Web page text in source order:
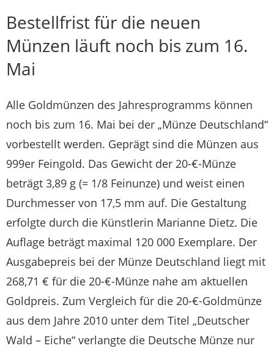
Bestellfrist für die neuen
Münzen läuft noch bis zum 16.
Mai
Alle Goldmünzen des Jahresprogramms können
noch bis zum 16. Mai bei der „Münze Deutschland“
vorbestellt werden. Geprägt sind die Münzen aus
999er Feingold. Das Gewicht der 20-€-Münze
beträgt 3,89 g (= 1/8 Feinunze) und weist einen
Durchmesser von 17,5 mm auf. Die Gestaltung
erfolgte durch die Künstlerin Marianne Dietz. Die
Auflage beträgt maximal 120 000 Exemplare. Der
Ausgabepreis bei der Münze Deutschland liegt mit
268,71 € für die 20-€-Münze nahe am aktuellen
Goldpreis. Zum Vergleich für die 20-€-Goldmünze
aus dem Jahre 2010 unter dem Titel „Deutscher
Wald – Eiche“ verlangte die Deutsche Münze nur